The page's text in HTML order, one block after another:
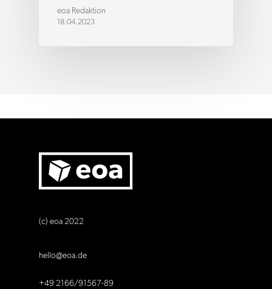
eoa Redaktion
18.04.2023
(c) eoa 2022
hello@eoa.de
+49 2166/91567-89